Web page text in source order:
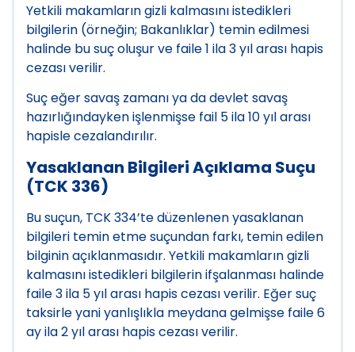
Yetkili makamların gizli kalmasını istedikleri
bilgilerin (örneğin; Bakanlıklar) temin edilmesi
halinde bu suç oluşur ve faile 1 ila 3 yıl arası hapis
cezası verilir.
Suç eğer savaş zamanı ya da devlet savaş
hazırlığındayken işlenmişse fail 5 ila 10 yıl arası
hapisle cezalandırılır.
Yasaklanan Bilgileri Açıklama Suçu
(TCK 336)
Bu suçun, TCK 334’te düzenlenen yasaklanan
bilgileri temin etme suçundan farkı, temin edilen
bilginin açıklanmasıdır. Yetkili makamların gizli
kalmasını istedikleri bilgilerin ifşalanması halinde
faile 3 ila 5 yıl arası hapis cezası verilir. Eğer suç
taksirle yani yanlışlıkla meydana gelmişse faile 6
ay ila 2 yıl arası hapis cezası verilir.